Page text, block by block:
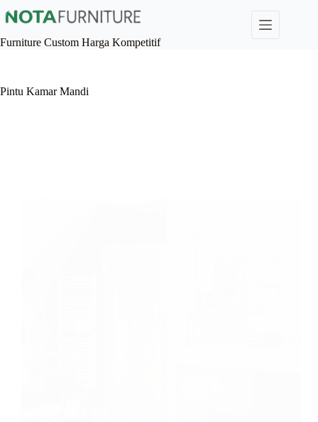
to
Furniture Custom Harga Kompetitif
Pintu Kamar Mandi